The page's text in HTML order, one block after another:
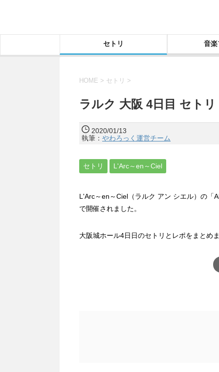
セトリ 音楽
HOME > セトリ >
ラルク 大阪 4日目 セトリ
2020/01/13
執筆： やわろっく運営チーム
セトリ L'Arc～en～Ciel
L'Arc～en～Ciel（ラルク アン シエル）の「
で開催されました。
大阪城ホール4日日のセトリとレポをまとめま